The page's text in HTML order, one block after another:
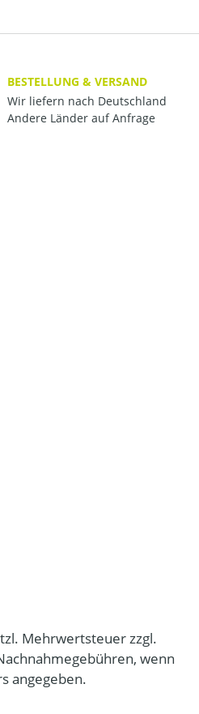
BESTELLUNG & VERSAND
Wir liefern nach Deutschland
Andere Länder auf Anfrage
Mehrwertsteuer zzgl.
wenn
angegeben.